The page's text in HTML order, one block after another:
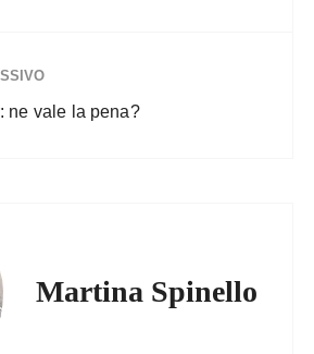
ne vale la pena?
Martina Spinello